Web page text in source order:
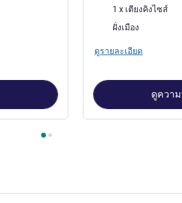
เครื่องนอน
1 x เตียงคิงไซส์
ฝั่งเมือง
ดูรายละเอียด
ดูควา